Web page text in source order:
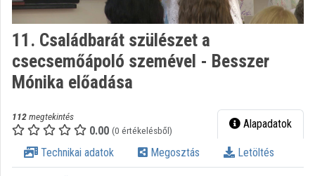
Intézmények
Közreműködők
Megjelenés:világos
11. Családbarát szülészet a
csecsemőápoló szemével - Besszer
Mónika előadása
112megtekintés
0.00 (0 értékelésből) Alapadatok
Technikai adatok Megosztás Letöltés